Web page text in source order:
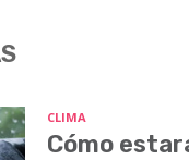
CLIMA
Cómo